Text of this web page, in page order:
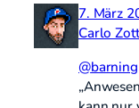
7. März
Carlo
@barning